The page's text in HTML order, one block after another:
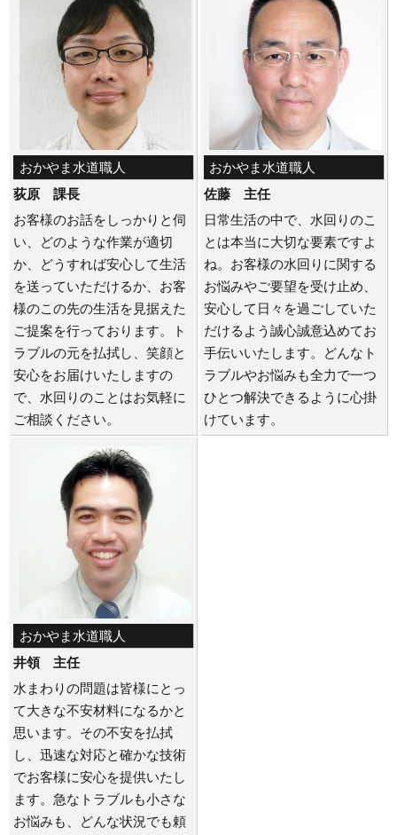
おかやま水道職人
荻原 課長
お客様のお話をしっかりと伺
い、どのような作業が適切
か、どうすれば安心して生活
を送っていただけるか、お客
様のこの先の生活を見据えた
ご提案を行っております。ト
ラブルの元を払拭し、笑顔と
安心をお届けいたしますの
で、水回りのことはお気軽に
ご相談ください。
おかやま水道職人
佐藤 主任
日常生活の中で、水回りのこ
とは本当に大切な要素ですよ
ね。お客様の水回りに関する
お悩みやご要望を受け止め、
安心して日々を過ごしていた
だけるよう誠心誠意込めてお
手伝いいたします。どんなト
ラブルやお悩みも全力で一つ
ひとつ解決できるように心掛
けています。
おかやま水道職人
井領 主任
水まわりの問題は皆様にとっ
て大きな不安材料になるかと
思います。その不安を払拭
し、迅速な対応と確かな技術
でお客様に安心を提供いたし
ます。急なトラブルも小さな
お悩みも、どんな状況でも頼